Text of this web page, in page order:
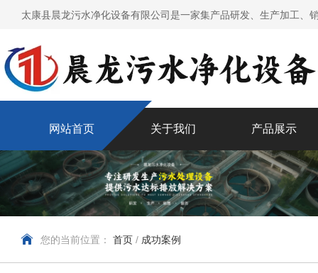
太康县晨龙污水净化设备有限公司是一家集产品研发、生产加工
网站首页 关于我们 产品展示
您的当前位置： 首页 / 成功案例